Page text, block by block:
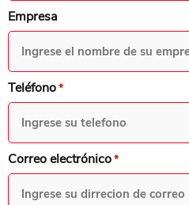
Empresa
Teléfono*
Correo electrónico*